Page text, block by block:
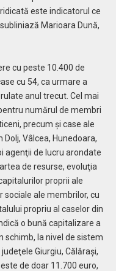
este indicatorul ce
Marioara Dună,
cu peste 10.400 de
cu 54, ca urmare a
anul trecut. Cel mai
numărul de membri
precum şi case ale
Vâlcea, Hunedoara,
agenţii de lucru arondate
de resurse, evoluţia
proprii ale
sociale ale membrilor, cu
propriu al caselor din
o bună capitalizare a
schimb, la nivel de sistem
Giurgiu, Călăraşi,
de doar 11.700 euro,